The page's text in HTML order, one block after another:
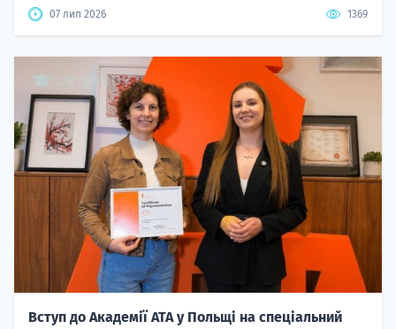
07 лип 2026 1369
Вступ до Академії ATA у Польщі на спеціальний